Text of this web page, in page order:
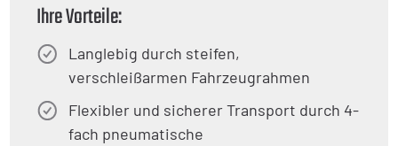
Ihre Vorteile:
Langlebig durch steifen,
verschleißarmen Fahrzeugrahmen
Flexibler und sicherer Transport durch 4-
fach pneumatische